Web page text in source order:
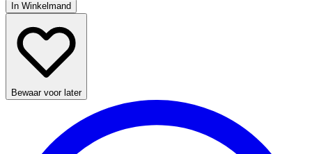
In Winkelmand
Bewaar voor later